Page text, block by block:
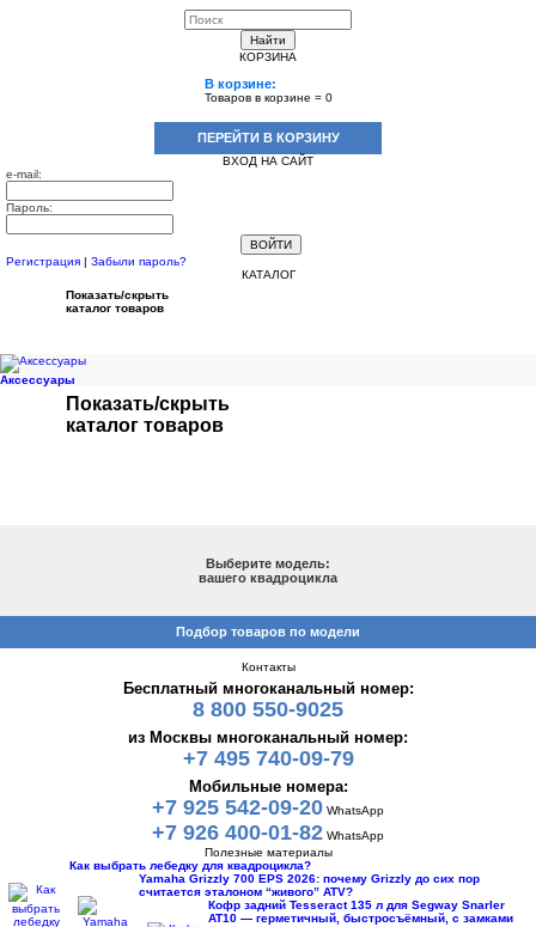
Найти
КОРЗИНА
В корзине:
Товаров в корзине = 0
ПЕРЕЙТИ В КОРЗИНУ
ВХОД НА САЙТ
e-mail:
Пароль:
Регистрация
Забыли пароль?
КАТАЛОГ
Показать/скрыть
каталог товаров
Аксессуары
Показать/скрыть
каталог товаров
Выберите модель:
вашего квадроцикла
Подбор товаров по модели
Контакты
Бесплатный многоканальный номер:
8 800 550-9025
из Москвы многоканальный номер:
+7 495 740-09-79
Мобильные номера:
+7 925 542-09-20 WhatsApp
+7 926 400-01-82 WhatsApp
Полезные материалы
Как выбрать лебедку для квадроцикла?
Yamaha Grizzly 700 EPS 2026: почему Grizzly до сих пор
считается эталоном “живого” ATV?
Кофр задний Tesseract 135 л для Segway Snarler
AT10 — герметичный, быстросъёмный, с замками